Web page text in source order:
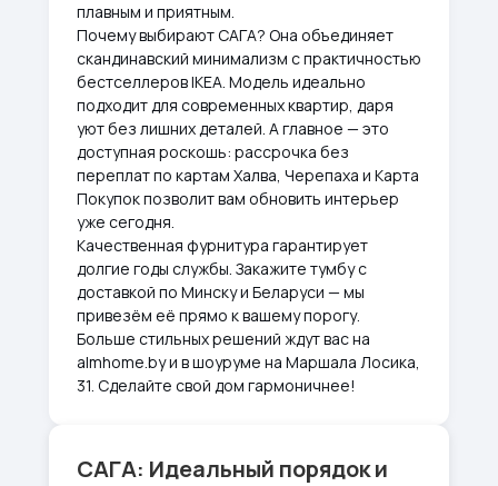
плавным и приятным.
Почему выбирают САГА? Она объединяет
скандинавский минимализм с практичностью
бестселлеров IKEA. Модель идеально
подходит для современных квартир, даря
уют без лишних деталей. А главное — это
доступная роскошь: рассрочка без
переплат по картам Халва, Черепаха и Карта
Покупок позволит вам обновить интерьер
уже сегодня.
Качественная фурнитура гарантирует
долгие годы службы. Закажите тумбу с
доставкой по Минску и Беларуси — мы
привезём её прямо к вашему порогу.
Больше стильных решений ждут вас на
almhome.by и в шоуруме на Маршала Лосика,
31. Сделайте свой дом гармоничнее!
САГА: Идеальный порядок и